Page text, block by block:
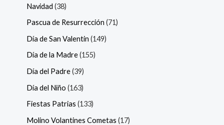
Navidad 38
Pascua de Resurrección 71
Día de San Valentin 149
Día de la Madre 155
Día del Padre 39
Día del Niño 163
Fiestas Patrias 133
Molino Volantines Cometas 17